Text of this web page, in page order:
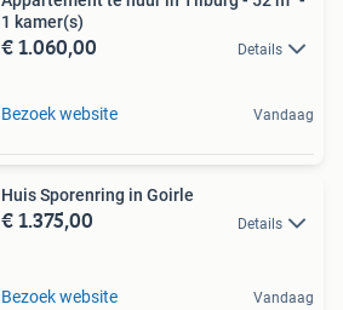
1 kamer(s)
€ 1.060,00 Details
Bezoek website Vandaag
Huis Sporenring in Goirle
€ 1.375,00 Details
Bezoek website Vandaag